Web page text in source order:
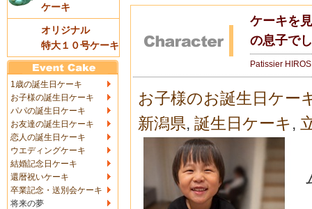
ケーキ
オリジナル
特大１０号ケーキ
1歳の誕生日ケーキ
お子様の誕生日ケーキ
パパの誕生日ケーキ
お友達の誕生日ケーキ
恋人の誕生日ケーキ
ウエディングケーキ
結婚記念日ケーキ
還暦祝いケーキ
卒業記念・送別会ケーキ
将来の夢
ケーキを
の息子で
Patissier
お子様のお誕生日ケー
新潟県, 誕生日ケーキ ,